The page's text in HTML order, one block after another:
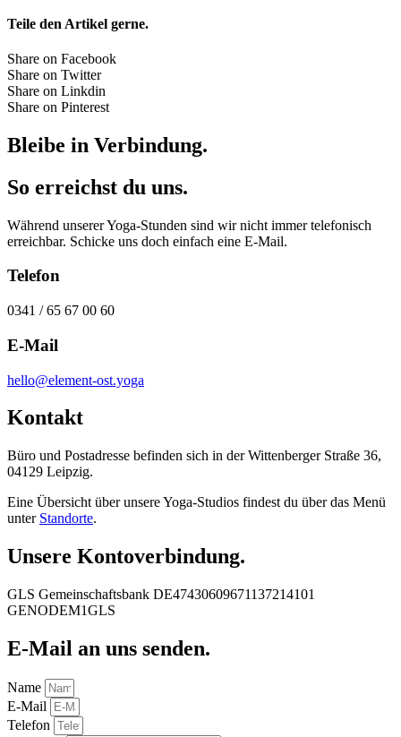
Teile den Artikel gerne.
Share on Facebook
Share on Twitter
Share on Linkdin
Share on Pinterest
Bleibe in Verbindung.
So erreichst du uns.
Während unserer Yoga-Stunden sind wir nicht immer telefonisch
erreichbar. Schicke uns doch einfach eine E-Mail.
Telefon
0341 / 65 67 00 60
E-Mail
hello@element-ost.yoga
Kontakt
Büro und Postadresse befinden sich in der Wittenberger Straße 36,
04129 Leipzig.
Eine Übersicht über unsere Yoga-Studios findest du über das Menü
unter Standorte.
Unsere Kontoverbindung.
GLS Gemeinschaftsbank DE47430609671137214101
GENODEM1GLS
E-Mail an uns senden.
Name
E-Mail
Telefon